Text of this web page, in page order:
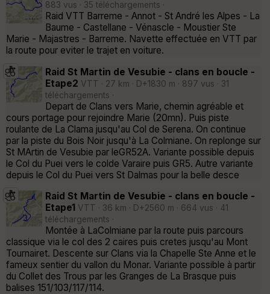
883 vus · 35 téléchargements ·
Raid VTT Barreme - Annot - St André les Alpes - La
Baume - Castellane - Vénascle - Moustier Ste
Marie - Majastres - Barreme. Navette effectuée en VTT par
la route pour eviter le trajet en voiture.
Raid St Martin de Vesubie - clans en boucle -
Etape2 VTT · 27 km · D+1830 m · 897 vus · 31
téléchargements ·
Depart de Clans vers Marie, chemin agréable et
cours portage pour rejoindre Marie (20mn). Puis piste
roulante de La Clama jusqu'au Col de Serena. On continue
par la piste du Bois Noir jusqu'à La Colmiane. On replonge sur
St MArtin de Vesubie par leGR52A. Variante possible depuis
le Col du Puei vers le colde Varaire puis GR5. Autre variante
depuis le Col du Puei vers St Dalmas pour la belle desce
Raid St Martin de Vesubie - clans en boucle -
Etape1 VTT · 36 km · D+2560 m · 664 vus · 41
téléchargements ·
Montée à LaColmiane par la route puis parcours
classique via le col des 2 caires puis cretes jusqu'au Mont
Tournairet. Descente sur Clans via la Chapelle Ste Anne et le
fameux sentier du vallon du Monar. Variante possible à partir
du Collet des Trous par les Granges de La Brasque puis
balises 151/103/117/114.